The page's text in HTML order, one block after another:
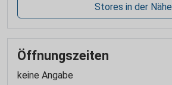
Stores in der Nähe
Öffnungszeiten
keine Angabe